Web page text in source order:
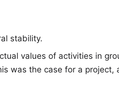
stability.
values of activities in
was the case for a